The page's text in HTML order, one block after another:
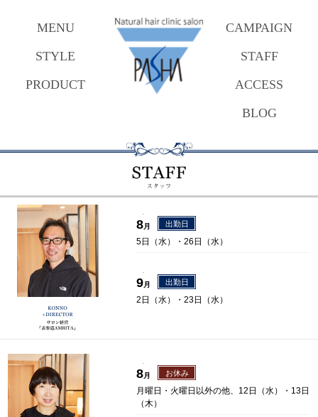
MENU
STYLE
PRODUCT
CAMPAIGN
STAFF
ACCESS
BLOG
8月 出勤日
5日（水）・26日（水）
9月 出勤日
2日（水）・23日（水）
8月 お休み
月曜日・火曜日以外の他、12日（水）・13日
（木）